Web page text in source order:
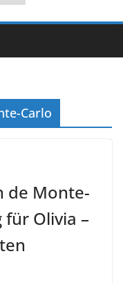
Carlo
de Monte-
für Olivia –